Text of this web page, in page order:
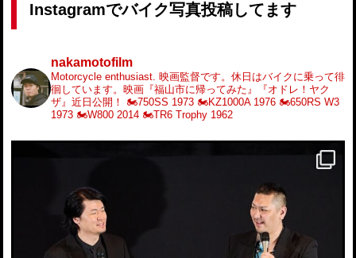
Instagramでバイク写真投稿してます
nakamotofilm
Motorcycle enthusiast. 映画監督です。休日はバイクに乗って徘
徊しています。映画『福山市に帰ってみた』『オドレ！ヤク
ザ』近日公開！
🏍️750SS 1973 🏍️KZ1000A 1976 🏍️650RS W3
1973 🏍️W800 2014 🏍️TR6 Trophy 1962